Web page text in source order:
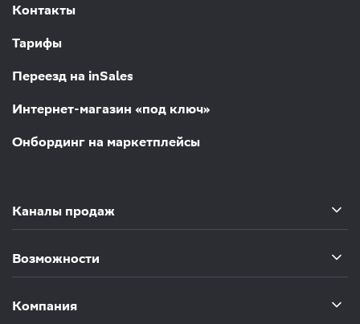
Контакты
Тарифы
Переезд на inSales
Интернет-магазин «под ключ»
Онбординг на маркетплейсы
Каналы продаж
Возможности
Компания